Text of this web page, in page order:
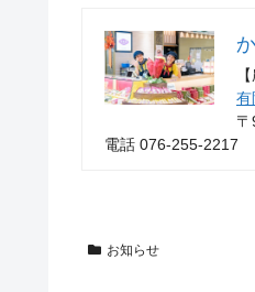
有
電話 076-255-2217
お知らせ